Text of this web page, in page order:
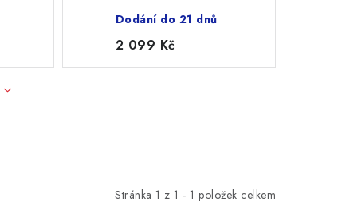
Dodání do 21 dnů
2 099 Kč
Stránka 1 z 1 - 1 položek celkem